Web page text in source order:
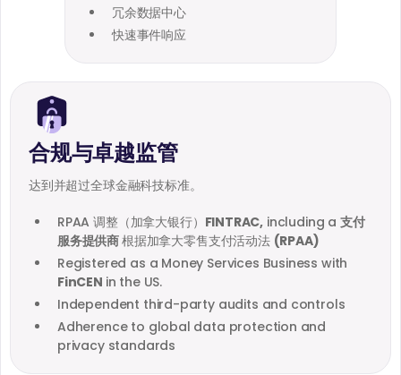
冗余数据中心
快速事件响应
合规与卓越监管
达到并超过全球金融科技标准。
RPAA 调整（加拿大银行） FINTRAC, including a 支付
服务提供商根据加拿大零售支付活动法 (RPAA)
Registered as a Money Services Business with
FinCEN in the US.
Independent third-party audits and controls
Adherence to global data protection and
privacy standards